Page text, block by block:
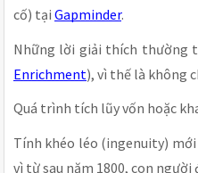
cố) tại Gapminder.
Những lời giải thích thường
Enrichment), vì thế là không
Quá trình tích lũy vốn hoặc
Tính khéo léo (ingenuity) mới
vì từ sau năm 1800, con